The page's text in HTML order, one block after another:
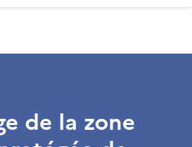
de la zone